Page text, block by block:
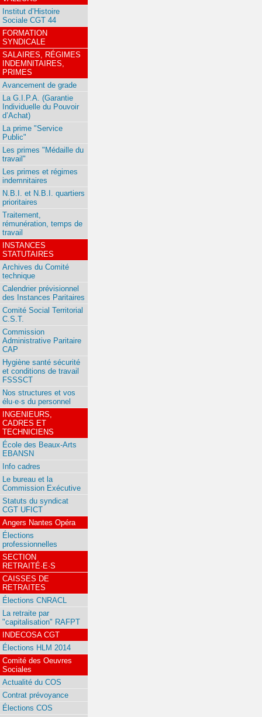
Institut d’Histoire
Sociale CGT 44
FORMATION
SYNDICALE
SALAIRES, RÉGIMES
INDEMNITAIRES,
PRIMES
Avancement de grade
La G.I.P.A. (Garantie
Individuelle du Pouvoir
d’Achat)
La prime "Service
Public"
Les primes "Médaille du
travail"
Les primes et régimes
indemnitaires
N.B.I. et N.B.I. quartiers
prioritaires
Traitement,
rémunération, temps de
travail
INSTANCES
STATUTAIRES
Archives du Comité
technique
Calendrier prévisionnel
des Instances Paritaires
Comité Social Territorial
C.S.T.
Commission
Administrative Paritaire
CAP
Hygiène santé sécurité
et conditions de travail
FSSSCT
Nos structures et vos
élu·e·s du personnel
INGENIEURS,
CADRES ET
TECHNICIENS
École des Beaux-Arts
EBANSN
Info cadres
Le bureau et la
Commission Exécutive
Statuts du syndicat
CGT UFICT
Angers Nantes Opéra
Élections
professionnelles
SECTION
RETRAITÉ·E·S
CAISSES DE
RETRAITES
Élections CNRACL
La retraite par
"capitalisation" RAFPT
INDECOSA CGT
Élections HLM 2014
Comité des Oeuvres
Sociales
Actualité du COS
Contrat prévoyance
Élections COS